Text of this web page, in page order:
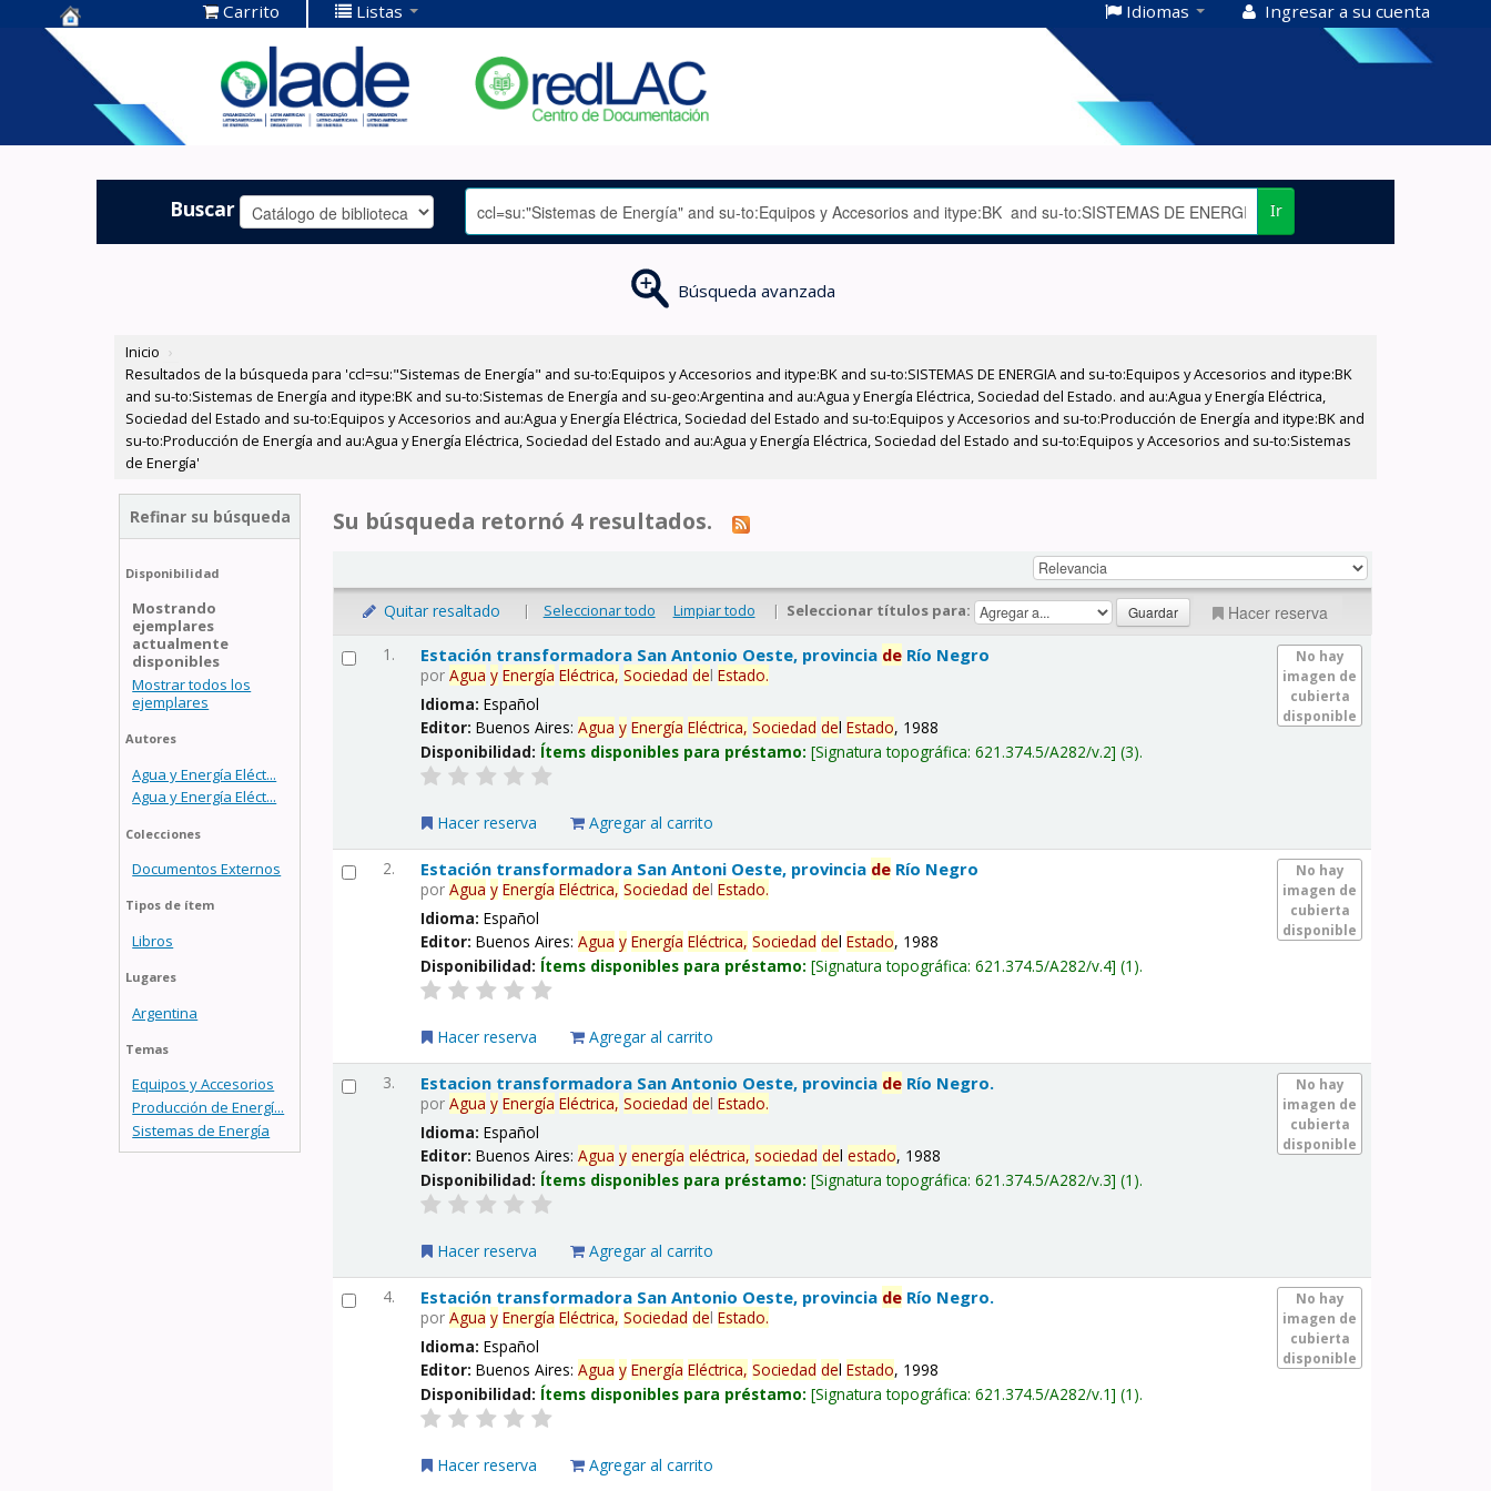
Centro de
Documentación
OLADE -
Carrito Listas Idiomas Ingresar a su cuenta
Buscar Ir
Búsqueda avanzada
Inicio ›
Resultados de la búsqueda para 'ccl=su:"Sistemas de Energía" and su-to:Equipos y Accesorios and itype:BK and su-to:SISTEMAS DE ENERGIA and su-to:Equipos y Accesorios and itype:BK
and su-to:Sistemas de Energía and itype:BK and su-to:Sistemas de Energía and su-geo:Argentina and au:Agua y Energía Eléctrica, Sociedad del Estado. and au:Agua y Energía Eléctrica,
Sociedad del Estado and su-to:Equipos y Accesorios and au:Agua y Energía Eléctrica, Sociedad del Estado and su-to:Equipos y Accesorios and su-to:Producción de Energía and itype:BK and
su-to:Producción de Energía and au:Agua y Energía Eléctrica, Sociedad del Estado and au:Agua y Energía Eléctrica, Sociedad del Estado and su-to:Equipos y Accesorios and su-to:Sistemas
de Energía'
Refinar su búsqueda
Disponibilidad
Mostrando
ejemplares
actualmente
disponibles
Mostrar todos los
ejemplares
Autores
Agua y Energía Eléct...
Agua y Energía Eléct...
Colecciones
Documentos Externos
Tipos de ítem
Libros
Lugares
Argentina
Temas
Equipos y Accesorios
Producción de Energí...
Sistemas de Energía
Su búsqueda retornó 4 resultados.
Quitar resaltado | Seleccionar todo Limpiar todo | Seleccionar títulos para: Hacer reserva
1.
No hay
imagen de
cubierta
disponible
Estación transformadora San Antonio Oeste, provincia de Río Negro
porAgua y Energía Eléctrica, Sociedad delEstado.
Idioma:Español
Editor:Buenos Aires:Agua y Energía Eléctrica, Sociedad delEstado, 1988
Disponibilidad: Ítems disponibles para préstamo: Signatura topográfica:621.374.5/A282/v.2 (3).
Hacer reserva Agregar al carrito
2.
No hay
imagen de
cubierta
disponible
Estación transformadora San Antoni Oeste, provincia de Río Negro
porAgua y Energía Eléctrica, Sociedad delEstado.
Idioma:Español
Editor:Buenos Aires:Agua y Energía Eléctrica, Sociedad delEstado, 1988
Disponibilidad: Ítems disponibles para préstamo: Signatura topográfica:621.374.5/A282/v.4 (1).
Hacer reserva Agregar al carrito
3.
No hay
imagen de
cubierta
disponible
Estacion transformadora San Antonio Oeste, provincia de Río Negro.
porAgua y Energía Eléctrica, Sociedad delEstado.
Idioma:Español
Editor:Buenos Aires:Agua y energía eléctrica, sociedad delestado, 1988
Disponibilidad: Ítems disponibles para préstamo: Signatura topográfica:621.374.5/A282/v.3 (1).
Hacer reserva Agregar al carrito
4.
No hay
imagen de
cubierta
disponible
Estación transformadora San Antonio Oeste, provincia de Río Negro.
porAgua y Energía Eléctrica, Sociedad delEstado.
Idioma:Español
Editor:Buenos Aires:Agua y Energía Eléctrica, Sociedad delEstado, 1998
Disponibilidad: Ítems disponibles para préstamo: Signatura topográfica:621.374.5/A282/v.1 (1).
Hacer reserva Agregar al carrito